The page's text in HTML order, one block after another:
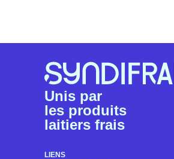
Unis par
les produits
laitiers frais
LIENS